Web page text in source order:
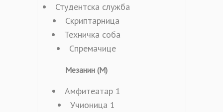
Студентска служба
Скриптарница
Техничка соба
Спремачице
Мезанин (М)
Амфитеатар 1
Учионица 1